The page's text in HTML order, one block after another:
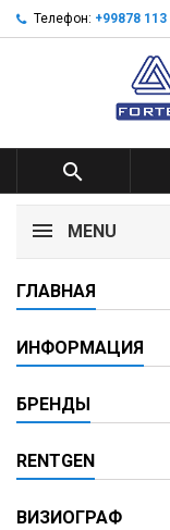
Телефон: +99878 113

MENU
ГЛАВНАЯ
ИНФОРМАЦИЯ
БРЕНДЫ
RENTGEN
ВИЗИОГРАФ